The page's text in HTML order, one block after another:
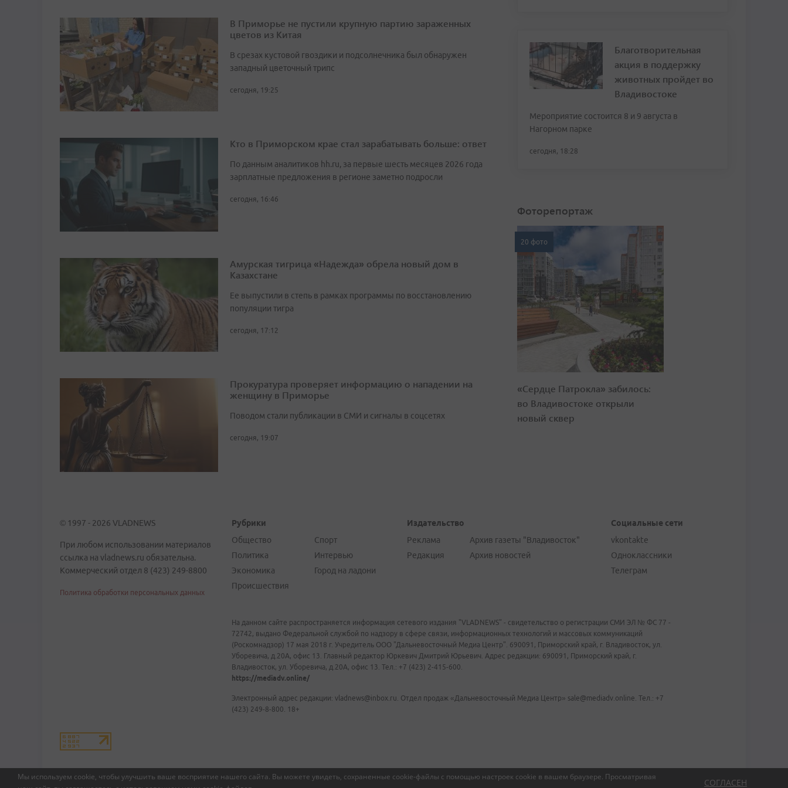
Мы используем cookie, чтобы улучшить ваше восприятие нашего сайта. Вы можете увидеть, сохраненные cookie-файлы с помощью настроек cookie в вашем браузере. Просматривая
СОГЛАСЕН
В Приморье не пустили крупную партию зараженных
цветов из Китая
В срезах кустовой гвоздики и подсолнечника был обнаружен
западный цветочный трипс
сегодня, 19:25
Кто в Приморском крае стал зарабатывать больше: ответ
По данным аналитиков hh.ru, за первые шесть месяцев 2026 года
зарплатные предложения в регионе заметно подросли
сегодня, 16:46
Амурская тигрица «Надежда» обрела новый дом в
Казахстане
Ее выпустили в степь в рамках программы по восстановлению
популяции тигра
сегодня, 17:12
Прокуратура проверяет информацию о нападении на
женщину в Приморье
Поводом стали публикации в СМИ и сигналы в соцсетях
сегодня, 19:07
Благотворительная
акция в поддержку
животных пройдет во
Владивостоке
Мероприятие состоится 8 и 9 августа в
Нагорном парке
сегодня, 18:28
Фоторепортаж
20 фото
«Сердце Патрокла» забилось:
во Владивостоке открыли
новый сквер
© 1997 - 2026 VLADNEWS
При любом использовании материалов
ссылка на vladnews.ru обязательна.
Коммерческий отдел 8 (423) 249-8800
Политика обработки персональных данных
Рубрики
Общество
Политика
Экономика
Происшествия
Спорт
Интервью
Город на ладони
Издательство
Реклама
Редакция
Архив газеты "Владивосток"
Архив новостей
Социальные сети
vkontakte
Одноклассники
Телеграм
На данном сайте распространяется информация сетевого издания "VLADNEWS" - свидетельство о регистрации СМИ ЭЛ № ФС 77 -
72742, выдано Федеральной службой по надзору в сфере связи, информационных технологий и массовых коммуникаций
(Роскомнадзор) 17 мая 2018 г. Учредитель ООО "Дальневосточный Медиа Центр". 690091, Приморский край, г. Владивосток, ул.
Уборевича, д.20А, офис 13. Главный редактор Юркевич Дмитрий Юрьевич. Адрес редакции: 690091, Приморский край, г.
Владивосток, ул. Уборевича, д.20А, офис 13. Тел.: +7 (423) 2-415-600.
https://mediadv.online/
Электронный адрес редакции: vladnews@inbox.ru. Отдел продаж «Дальневосточный Медиа Центр» sale@mediadv.online. Тел.: +7
(423) 249-8-800. 18+